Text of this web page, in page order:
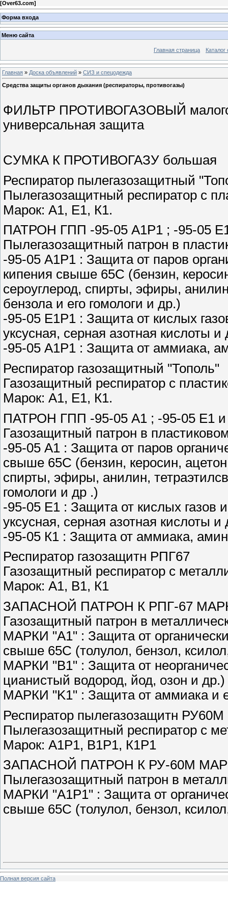
[Over63.com]
Форма входа
Меню сайта
Главная страница Каталог
Главная » Доска объявлений » СИЗ и спецодежда
Средства защиты органов дыхания (респираторы, противогазы)
ФИЛЬТР ПРОТИВОГАЗОВЫЙ
универсальная защита
CУМКА К ПРОТИВОГАЗУ большая
Респиратор пылегазозащитный
Пылегазозащитный респиратор с
Марок: А1, Е1, К1.
ПАТРОН ГПП -95-05 А1Р1 ; -95-05
Пылегазозащитный патрон в
-95-05 А1Р1 : Защита от паров
кипения свыше 65С (бензин,
сероуглерод, спирты, эфиры,
бензола и его гомологи и др.)
-95-05 Е1Р1 : Защита от кислых
уксусная, серная азотная кислоты и
-95-05 А1Р1 : Защита от аммиака,
Респиратор газозащитный "Тополь"
Газозащитный респиратор с
Марок: А1, Е1, К1.
ПАТРОН ГПП -95-05 А1 ; -95-05 Е1 и
Газозащитный патрон в
-95-05 А1 : Защита от паров
свыше 65С (бензин, керосин,
спирты, эфиры, анилин,
гомологи и др .)
-95-05 Е1 : Защита от кислых газов
уксусная, серная азотная кислоты и
-95-05 К1 : Защита от аммиака,
Респиратор газозащитн РПГ67
Газозащитный респиратор с
Марок: А1, В1, К1
ЗАПАСНОЙ ПАТРОН К РПГ-67
Газозащитный патрон в
МАРКИ "А1" : Защита от
свыше 65С (толулол, бензол,
МАРКИ "В1" : Защита от
цианистый водород, йод, озон и
МАРКИ "K1" : Защита от аммиака и
Респиратор пылегазозащитн РУ60М
Пылегазозащитный респиратор с
Марок: А1Р1, В1Р1, К1Р1
ЗАПАСНОЙ ПАТРОН К РУ-60М
Пылегазозащитный патрон в
МАРКИ "А1Р1" : Защита от
свыше 65С (толулол, бензол,
Полная версия сайта